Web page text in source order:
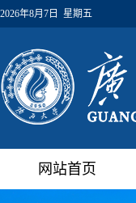
2026年8月7日 星期五
网站首页